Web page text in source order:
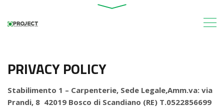
PRIVACY POLICY
Stabilimento 1 – Carpenterie, Sede Legale,Amm.va: via
Prandi, 8 42019 Bosco di Scandiano (RE) T.0522856699